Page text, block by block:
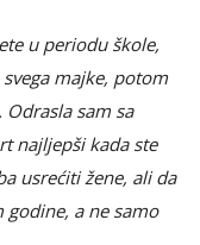
u periodu škole,
majke, potom
Odrasla sam sa
najljepši kada ste
usrećiti žene, ali da
a ne samo